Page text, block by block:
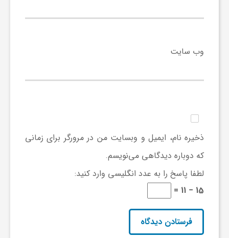
وب‌ سایت
ذخیره نام، ایمیل و وبسایت من در مرورگر برای زمانی
که دوباره دیدگاهی می‌نویسم.
لطفا پاسخ را به عدد انگلیسی وارد کنید:
15 − 11 =